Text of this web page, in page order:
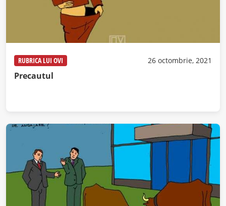
RUBRICA LUI OVI 26 octombrie, 2021
Precautul